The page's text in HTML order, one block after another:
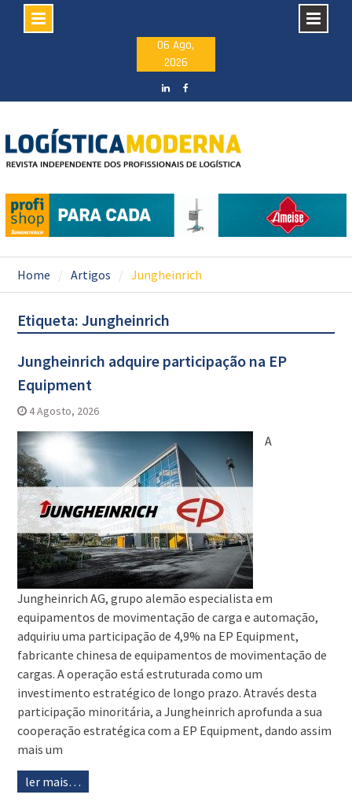
06 Ago,
2026
Home Artigos Jungheinrich
Etiqueta: Jungheinrich
Jungheinrich adquire participação na EP
Equipment
4 Agosto, 2026
A
Jungheinrich AG, grupo alemão especialista em
equipamentos de movimentação de carga e automação,
adquiriu uma participação de 4,9% na EP Equipment,
fabricante chinesa de equipamentos de movimentação de
cargas. A operação está estruturada como um
investimento estratégico de longo prazo. Através desta
participação minoritária, a Jungheinrich aprofunda a sua
cooperação estratégica com a EP Equipment, dando assim
mais um
ler mais…